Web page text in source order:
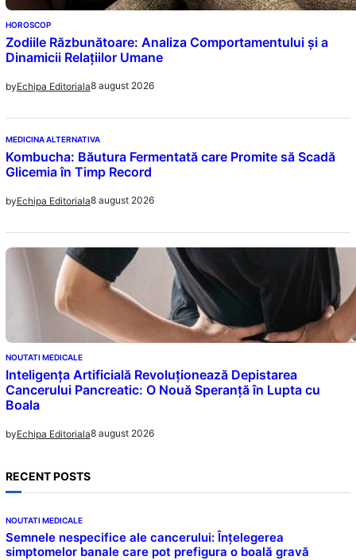
HOROSCOP
Zodiile Răzbunătoare: Analiza Comportamentului și a
Dinamicii Relațiilor Umane
byEchipa Editoriala8 august 2026
MEDICINA ALTERNATIVA
Kombucha: Băutura Fermentată care Promite să Scadă
Glicemia în Timp Record
byEchipa Editoriala8 august 2026
NOUTATI MEDICALE
Inteligența Artificială Revoluționează Depistarea
Cancerului Pancreatic: O Nouă Speranță în Lupta cu
Boala
byEchipa Editoriala8 august 2026
RECENT POSTS
NOUTATI MEDICALE
Semnele nespecifice ale cancerului: Înțelegerea
simptomelor banale care pot prefigura o boală gravă